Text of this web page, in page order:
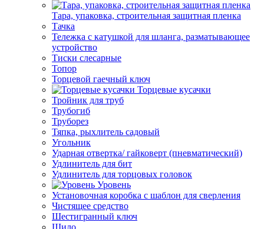
Тара, упаковка, строительная защитная пленка
Тачка
Тележка с катушкой для шланга, разматывающее
устройство
Тиски слесарные
Топор
Торцевой гаечный ключ
Торцевые кусачки
Тройник для труб
Трубогиб
Труборез
Тяпка, рыхлитель садовый
Угольник
Ударная отвертка/ гайковерт (пневматический)
Удлинитель для бит
Удлинитель для торцовых головок
Уровень
Установочная коробка с шаблон для сверления
Чистящее средство
Шестигранный ключ
Шило